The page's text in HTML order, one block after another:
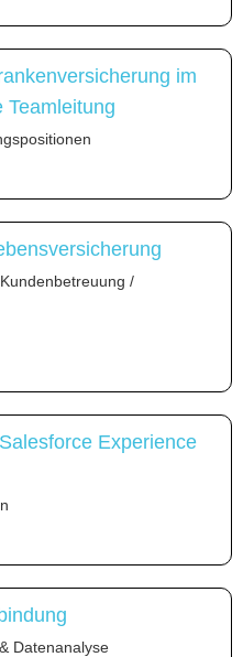
im
Teamleitung
/
Experience
Datenanalyse